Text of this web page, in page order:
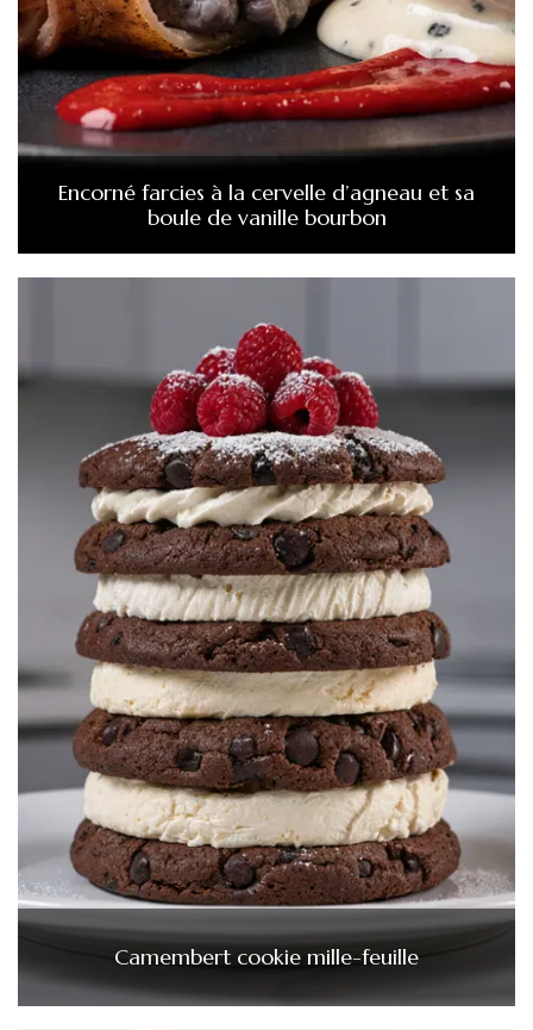
Encorné farcies à la cervelle d’agneau et sa
boule de vanille bourbon
Camembert cookie mille-feuille